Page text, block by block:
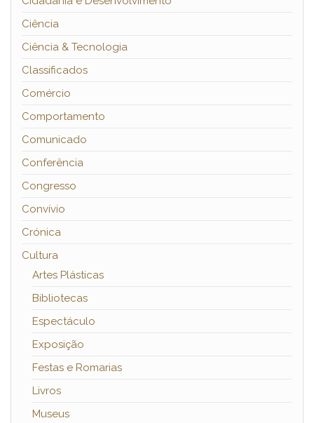
Ciência
Ciência & Tecnologia
Classificados
Comércio
Comportamento
Comunicado
Conferência
Congresso
Convívio
Crónica
Cultura
Artes Plásticas
Bibliotecas
Espectáculo
Exposição
Festas e Romarias
Livros
Museus